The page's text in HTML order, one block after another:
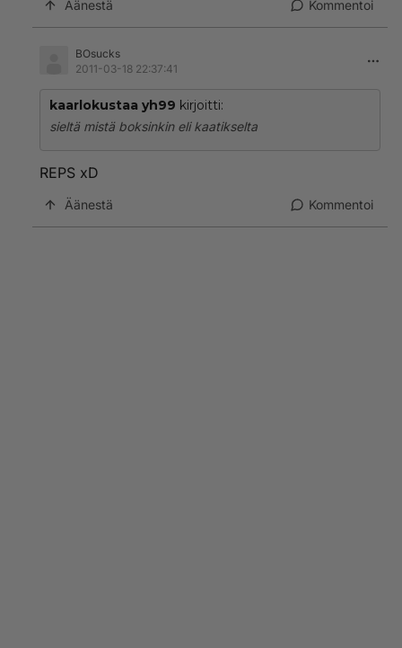
Äänestä Kommentoi
BOsucks
2011-03-18 22:37:41
kaarlokustaa yh99 kirjoitti:
sieltä mistä boksinkin eli kaatikselta
REPS xD
Äänestä Kommentoi